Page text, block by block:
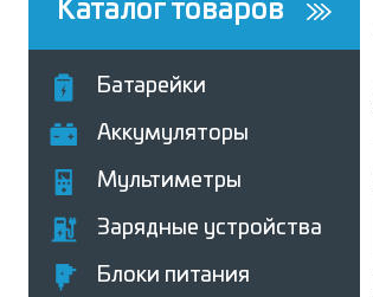
Каталог товаров
Батарейки
Аккумуляторы
Мультиметры
Зарядные устройства
Блоки питания